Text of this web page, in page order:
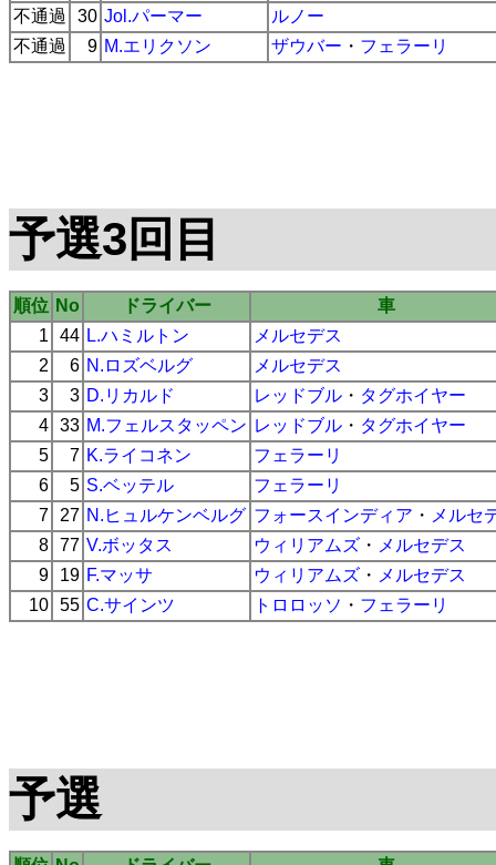
不通過
30 Jol.パーマー
ルノー
不通過
9 M.エリクソン ザウバー ・ フェラーリ
予選3回目
順位 No ドライバー
車
1
44 L.ハミルトン
メルセデス
2
6 N.ロズベルグ
メルセデス
3
3 D.リカルド レッドブル ・ タグホイヤー
4 33 M.フェルスタッペン レッドブル ・ タグホイヤー
5
7 K.ライコネン
フェラーリ
6
5 S.ベッテル
フェラーリ
7
27 N.ヒュルケンベルグ フォースインディア ・ メルセ
8 77 V.ボッタス ウィリアムズ ・ メルセデス
9
19 F.マッサ ウィリアムズ ・ メルセデス
10 55 C.サインツ トロロッソ ・ フェラーリ
予選